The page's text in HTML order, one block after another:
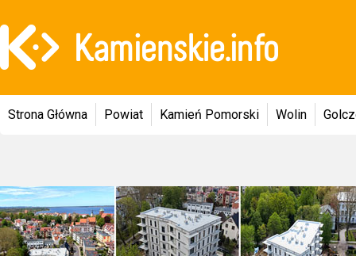
Strona Główna Powiat Kamień Pomorski Wolin